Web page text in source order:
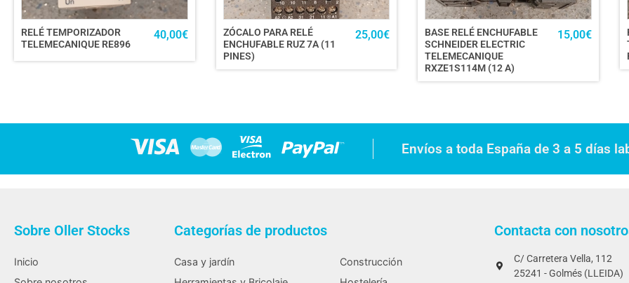
RELÉ TEMPORIZADOR
TELEMECANIQUE RE896
40,00€
ZÓCALO PARA RELÉ
ENCHUFABLE RUZ 7A (11
PINES)
25,00€
BASE RELÉ ENCHUFABLE
SCHNEIDER ELECTRIC
TELEMECANIQUE
RXZE1S114M (12 A)
15,00€
Envíos a toda España de 3 a 5 días
Sobre Oller Stocks
Inicio
Categorías de productos
Casa y jardín
Construcción
Contacta con
C/ Carretera Vella, 112
25241 - Golmés (LLEIDA)